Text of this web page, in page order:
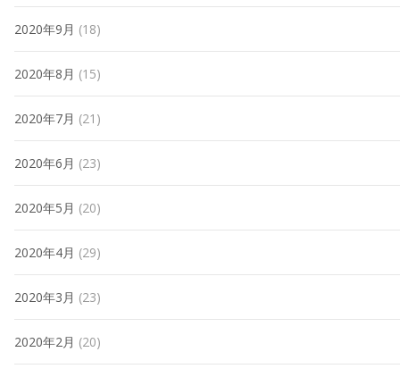
2020年9月 (18)
2020年8月 (15)
2020年7月 (21)
2020年6月 (23)
2020年5月 (20)
2020年4月 (29)
2020年3月 (23)
2020年2月 (20)